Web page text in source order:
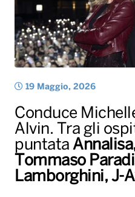
19 Maggio, 2026
Conduce
Alvin. Tra gli
puntata
Tommaso
Lamborghini, J-